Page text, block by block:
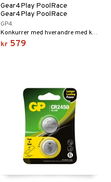
Gear4Play PoolRace
Gear4Play PoolRace
GP4
Konkurrer med hverandre med kule båter i et basseng!
kr 579